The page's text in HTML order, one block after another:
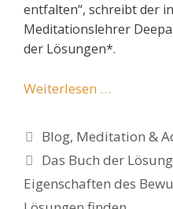
entfalten“, schreibt der
Meditationslehrer
der Lösungen*.
Weiterlesen …
Kategorien
Blog, Meditation &
Schlagwörter
Das Buch der
Eigenschaften des